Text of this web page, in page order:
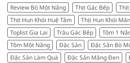
Review Bò Một Nắng
Thịt Gác Bếp
Thịt Hun Khói Huệ Tâm
Thịt Hun Khói
Toplist Gia Lai
Trâu Gác Bếp Tôm 1
Tôm Một Nắng
Đặc Sản Đặc Sản Bò
Đặc Sản Làm Quà
Đặc Sản Măng Đen